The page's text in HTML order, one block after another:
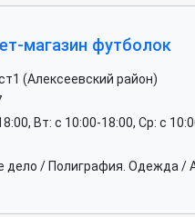
магазин футболок
(Алексеевский район)
Вт: c 10:00-18:00, Ср: c
дело / Полиграфия. Одежда